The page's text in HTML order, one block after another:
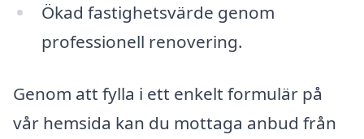
Ökad fastighetsvärde genom
professionell renovering.
Genom att fylla i ett enkelt formulär på
vår hemsida kan du mottaga anbud från